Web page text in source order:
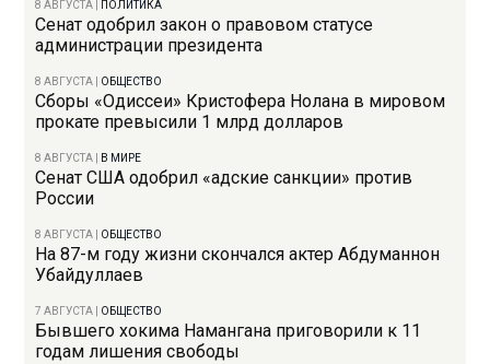
8 АВГУСТА ПОЛИТИКА
Сенат одобрил закон о правовом статусе
администрации президента
8 АВГУСТА ОБЩЕСТВО
Сборы «Одиссеи» Кристофера Нолана в мировом
прокате превысили 1 млрд долларов
8 АВГУСТА В МИРЕ
Сенат США одобрил «адские санкции» против
России
8 АВГУСТА ОБЩЕСТВО
На 87-м году жизни скончался актер Абдуманнон
Убайдуллаев
7 АВГУСТА ОБЩЕСТВО
Бывшего хокима Намангана приговорили к 11
годам лишения свободы